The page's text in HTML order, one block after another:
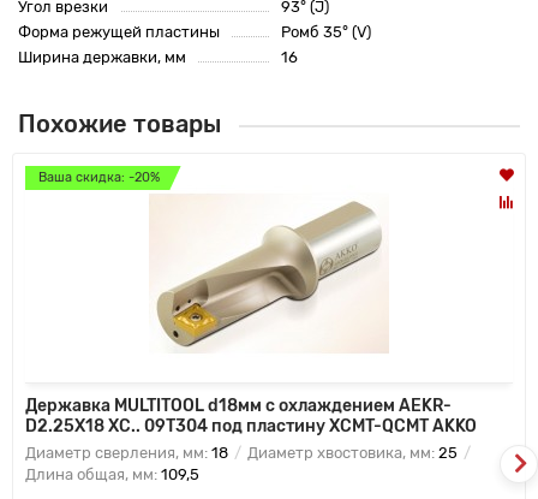
Угол врезки
93° (J)
Форма режущей пластины
Ромб 35° (V)
Ширина державки, мм
16
Похожие товары
Ваша скидка: -20%
Державка MULTITOOL d18мм с охлаждением AEKR-
D2.25X18 XC.. 09T304 под пластину XCMT-QCMT AKKO
Диаметр сверления, мм: 18 Диаметр хвостовика, мм: 25
Длина общая, мм: 109,5